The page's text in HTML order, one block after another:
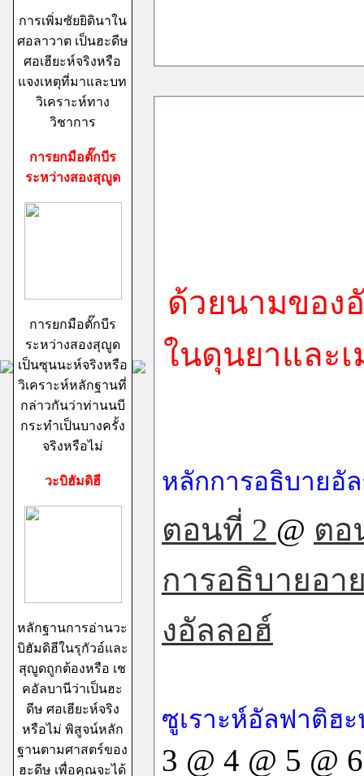
การเพิ่มซัยยิดินาใน
ศอลาวาต เป็นฮะดีษ
ศอเฮียะห์จริงหรือ
แจงเหตุที่มาและบท
วิเคราะห์ทาง
วิชาการ
การยกมือตั๊กบีร
ระหว่างสองสุญูด
การยกมือตั๊กบีร
ระหว่างสองสุญูด
เป็นซุนนะห์จริงหรือ
วิเคราะห์หลักฐานที่
กล่าวกันว่าท่านนบี
กระทำเป็นบางครั้ง
จริงหรือไม่
วะบิฮัมดิฮี
หลักฐานการอ่านวะ
บิฮัมดิฮีในรุกัวอ์และ
สุญูดถูกต้องหรือ เช
คอัลบานีว่าเป็นฮะ
ดีษ ศอเฮียะห์จริง
หรือไม่ พิสูจน์หลัก
ฐานตามศาสตร์ของ
ฮะดีษ เพื่อคุณจะได้
ด้วยนามของ
ในดุนยาและ
หลักการอธิบายอั
ตอนที่ 2 @ ตอ
การอธิบายอ
งอัลลอฮ์
ซูเราะห์อัลฟาติฮ
3 @ 4 @ 5 @